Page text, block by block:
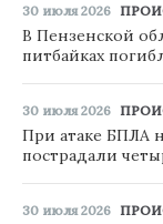
30 июля 2026
В Пензенской
питбайках
30 июля 2026
При атаке БПЛА
пострадали
30 июля 2026